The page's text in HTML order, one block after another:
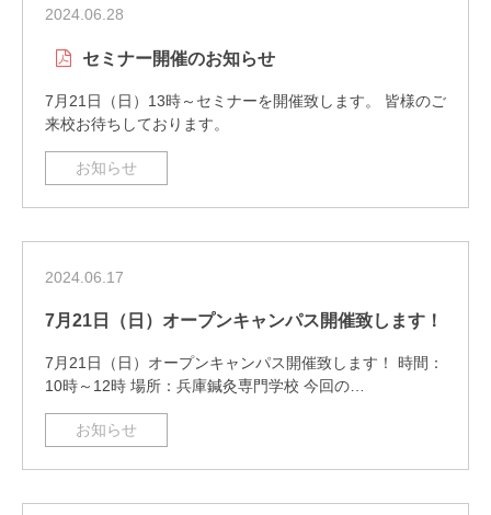
2024.06.28
セミナー開催のお知らせ
7月21日（日）13時～セミナーを開催致します。 皆様のご
来校お待ちしております。
お知らせ
2024.06.17
7月21日（日）オープンキャンパス開催致します！
7月21日（日）オープンキャンパス開催致します！ 時間：
10時～12時 場所：兵庫鍼灸専門学校 今回の…
お知らせ